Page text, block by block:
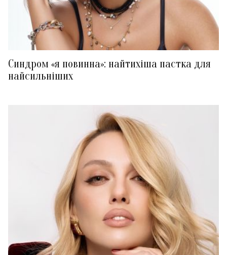
Синдром «я повинна»: найтихіша пастка для
найсильніших